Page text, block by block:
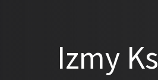
Izmy Ks